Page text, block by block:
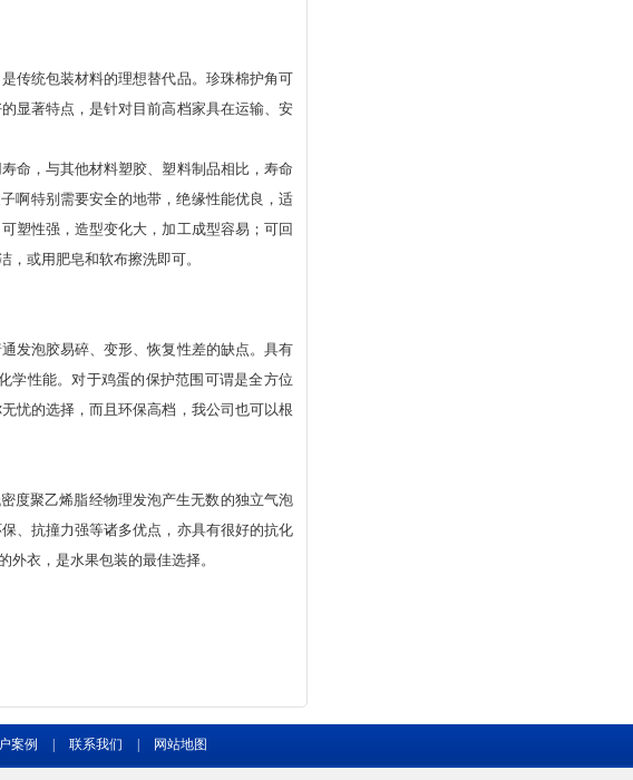
传统包装材料的理想替代品。珍珠棉护角可
显著特点，是针对目前高档家具在运输、安
命，与其他材料塑胶、塑料制品相比，寿命
啊特别需要安全的地带，绝缘性能优良，适
塑性强，造型变化大，加工成型容易；可回
或用肥皂和软布擦洗即可。
发泡胶易碎、变形、恢复性差的缺点。具有
学性能。对于鸡蛋的保护范围可谓是全方位
忧的选择，而且环保高档，我公司也可以根
度聚乙烯脂经物理发泡产生无数的独立气泡
、抗撞力强等诸多优点，亦具有很好的抗化
衣，是水果包装的最佳选择。
案例 联系我们 网站地图